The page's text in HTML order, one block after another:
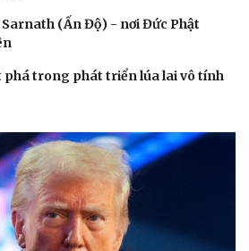
Sarnath (Ấn Độ) - nơi Đức Phật
phá trong phát triển lúa lai vô tính